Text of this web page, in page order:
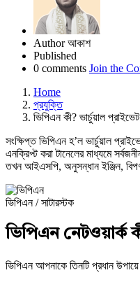
Author আকাশ
Published
0 comments Join the
Home
প্রযুক্তি
ভিপিএন কী? ভার্চুয়াল
সংক্ষিপ্ত ভিপিএন হ’ল ভার্চুয়াল
এনক্রিপ্ট করা টানেলের মাধ্যমে
তখন আইএসপি, অনুসন্ধান ইঞ্জিন,
ভিপিএন / সাটারস্টক
ভিপিএন নেটওয়ার্ক
ভিপিএন আপনাকে তিনটি প্রধান উপায়ে